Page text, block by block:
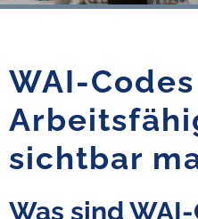
WAI-
sichtbar
Was sind